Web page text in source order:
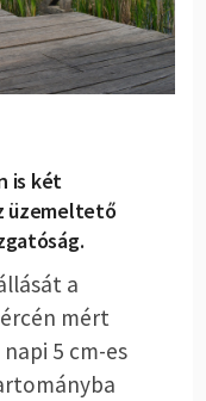
is két
üzemeltető
a
mért
5 cm-es